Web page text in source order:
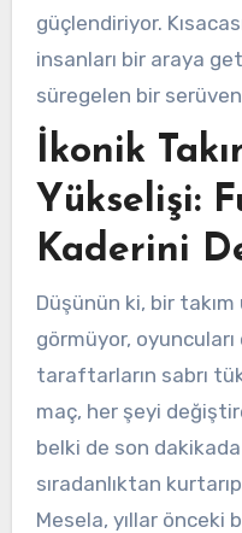
güçlendiriyor.
insanları bir araya
süregelen bir
İkonik
Yükselişi:
Kaderini
Düşünün ki, bir
görmüyor, oyuncuları
taraftarların sabrı
maç, her şeyi
belki de son dakikada
sıradanlıktan
Mesela, yıllar önceki